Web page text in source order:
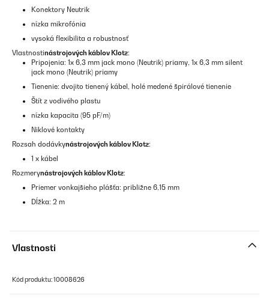
Konektory Neutrik
nízka mikrofónia
vysoká flexibilita a robustnosť
Vlastnostinástrojových káblov Klotz:
Pripojenia: 1x 6,3 mm jack mono (Neutrik) priamy, 1x 6,3 mm silent
jack mono (Neutrik) priamy
Tienenie: dvojito tienený kábel, holé medené špirálové tienenie
Štít z vodivého plastu
nízka kapacita (95 pF/m)
Niklové kontakty
Rozsah dodávkynástrojových káblov Klotz:
1 x kábel
Rozmerynástrojových káblov Klotz:
Priemer vonkajšieho plášťa: približne 6,15 mm
Dĺžka: 2 m
Vlastnosti
Kód produktu: 10008626